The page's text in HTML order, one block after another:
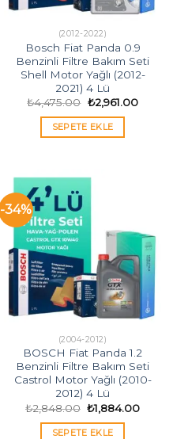
(2012-2022)
Bosch Fiat Panda 0.9
Benzinli Filtre Bakım Seti
Shell Motor Yağlı (2012-
2021) 4 Lü
₺4,475.00 Orijinal
fiyat:
₺4,475.00.
₺2,961.00Şu
SEPETE EKLE
-34%
(2004-2012)
BOSCH Fiat Panda 1.2
Benzinli Filtre Bakım Seti
Castrol Motor Yağlı (2010-
2012) 4 Lü
₺2,848.00 Orijinal
fiyat:
₺2,848.00.
₺1,884.00Şu
SEPETE EKLE